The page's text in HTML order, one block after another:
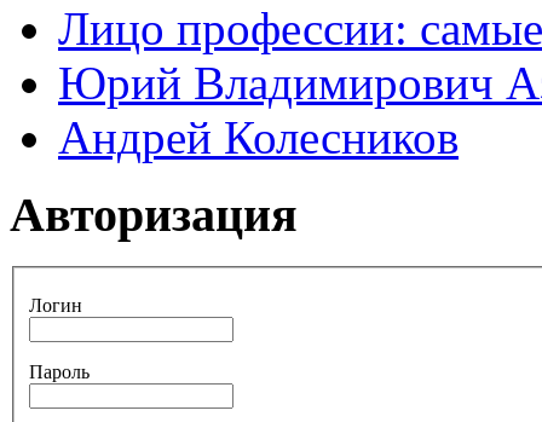
Лицо профессии:
Юрий Владимирович
Андрей Колесников
Авторизация
Логин
Пароль